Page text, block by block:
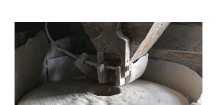
Προβολή
μεγαλύτερης